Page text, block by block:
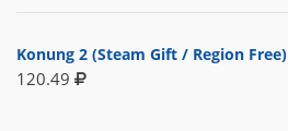
Konung 2 (Steam Gift / Region Free)
120.49